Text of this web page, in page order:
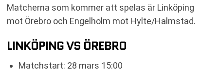
Matcherna som kommer att spelas är Linköping
mot Örebro och Engelholm mot Hylte/Halmstad.
LINKÖPING VS ÖREBRO
Matchstart: 28 mars 15:00